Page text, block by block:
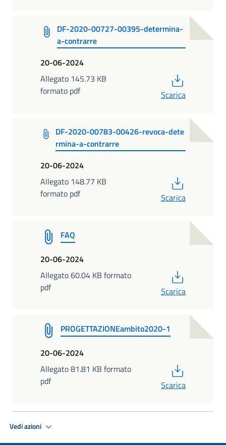
DF-2020-00727-00395-determina-
a-contrarre
20-06-2024
Allegato 145.73 KB
formato pdf
Scarica
DF-2020-00783-00426-revoca-dete
rmina-a-contrarre
20-06-2024
Allegato 148.77 KB
formato pdf
Scarica
FAQ
20-06-2024
Allegato 60.04 KB formato
pdf
Scarica
PROGETTAZIONEambito2020-1
20-06-2024
Allegato 81.81 KB formato
pdf
Scarica
Vedi azioni